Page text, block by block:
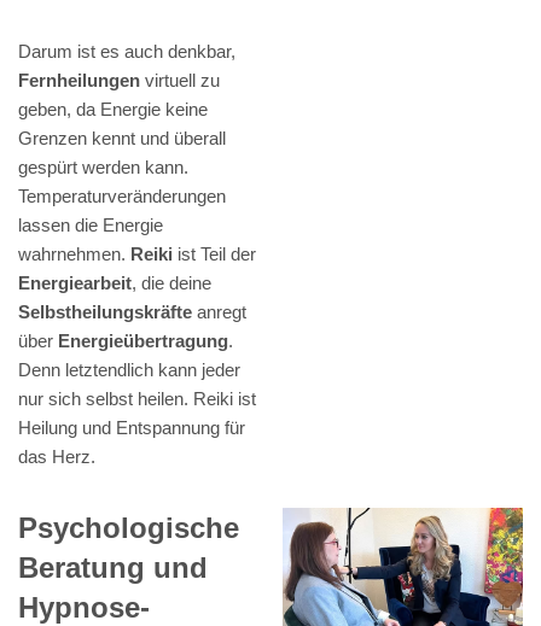
Darum ist es auch denkbar,
Fernheilungen virtuell zu
geben, da Energie keine
Grenzen kennt und überall
gespürt werden kann.
Temperaturveränderungen
lassen die Energie
wahrnehmen. Reiki ist Teil der
Energiearbeit, die deine
Selbstheilungskräfte anregt
über Energieübertragung.
Denn letztendlich kann jeder
nur sich selbst heilen. Reiki ist
Heilung und Entspannung für
das Herz.
Psychologische
Beratung und
Hypnose-